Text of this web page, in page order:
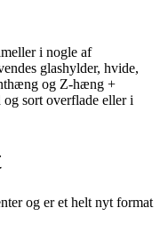
i nogle af
glashylder, hvide,
og Z-hæng +
sort overflade eller i
og er et helt nyt format